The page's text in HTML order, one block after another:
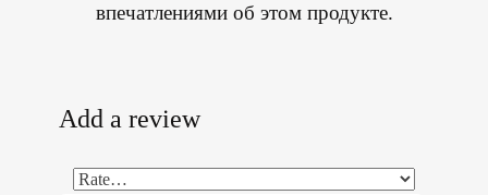
впечатлениями об этом продукте.
Add a review